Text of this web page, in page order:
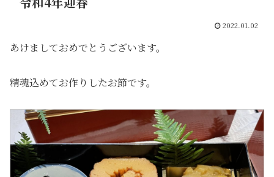
2022.01.02
あけましておめでとうございます。
精魂込めてお作りしたお節です。